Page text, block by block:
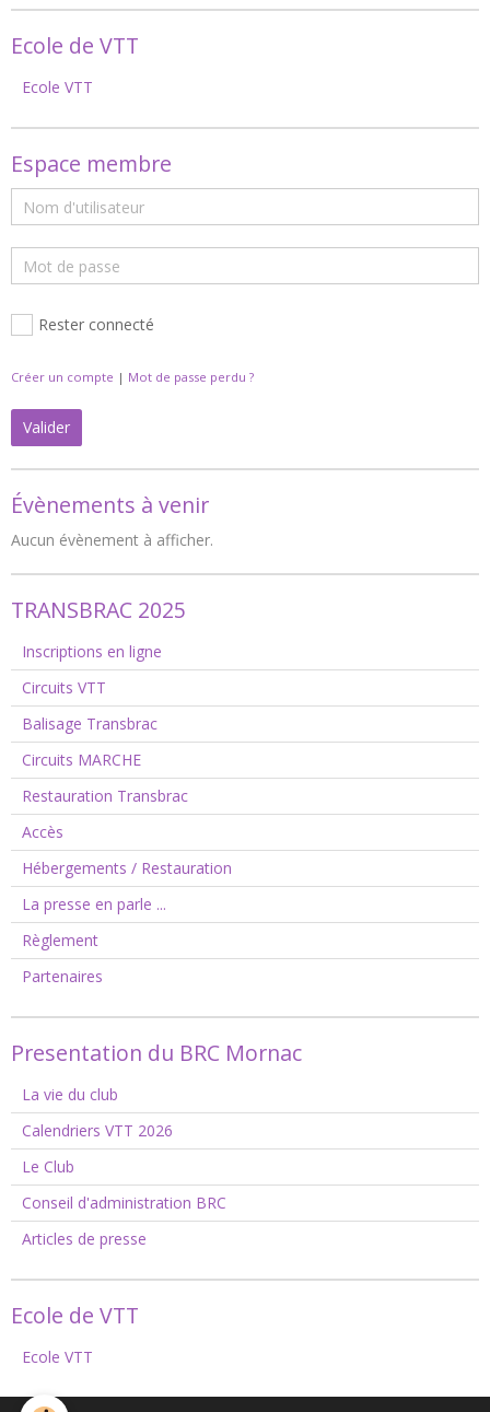
Ecole de VTT
Ecole VTT
Espace membre
Rester connecté
Créer un compte | Mot de passe perdu ?
Valider
Évènements à venir
Aucun évènement à afficher.
TRANSBRAC 2025
Inscriptions en ligne
Circuits VTT
Balisage Transbrac
Circuits MARCHE
Restauration Transbrac
Accès
Hébergements / Restauration
La presse en parle ...
Règlement
Partenaires
Presentation du BRC Mornac
La vie du club
Calendriers VTT 2026
Le Club
Conseil d'administration BRC
Articles de presse
Ecole de VTT
Ecole VTT